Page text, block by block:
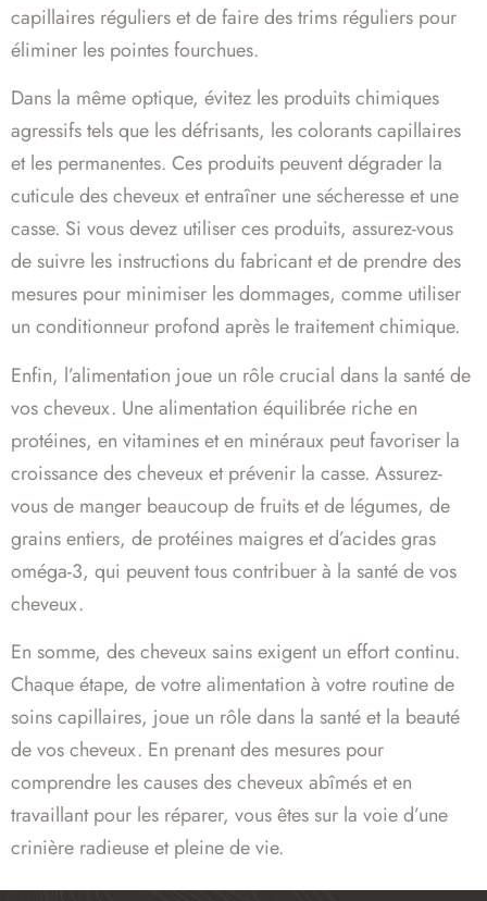
capillaires réguliers et de faire des trims réguliers pour
éliminer les pointes fourchues.
Dans la même optique, évitez les produits chimiques
agressifs tels que les défrisants, les colorants capillaires
et les permanentes. Ces produits peuvent dégrader la
cuticule des cheveux et entraîner une sécheresse et une
casse. Si vous devez utiliser ces produits, assurez-vous
de suivre les instructions du fabricant et de prendre des
mesures pour minimiser les dommages, comme utiliser
un conditionneur profond après le traitement chimique.
Enfin, l’alimentation joue un rôle crucial dans la santé de
vos cheveux. Une alimentation équilibrée riche en
protéines, en vitamines et en minéraux peut favoriser la
croissance des cheveux et prévenir la casse. Assurez-
vous de manger beaucoup de fruits et de légumes, de
grains entiers, de protéines maigres et d’acides gras
oméga-3, qui peuvent tous contribuer à la santé de vos
cheveux.
En somme, des cheveux sains exigent un effort continu.
Chaque étape, de votre alimentation à votre routine de
soins capillaires, joue un rôle dans la santé et la beauté
de vos cheveux. En prenant des mesures pour
comprendre les causes des cheveux abîmés et en
travaillant pour les réparer, vous êtes sur la voie d’une
crinière radieuse et pleine de vie.